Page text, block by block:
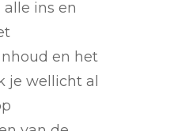
ins en
en het
je wellicht al